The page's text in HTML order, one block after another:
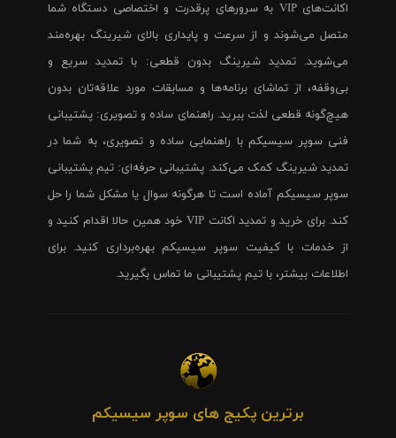
اکانت‌های VIP به سرورهای پرقدرت و اختصاصی دستگاه شما
متصل می‌شوند و از سرعت و پایداری بالای شیرینگ بهره‌مند
می‌شوید. تمدید شیرینگ بدون قطعی: با تمدید سریع و
بی‌وقفه، از تماشای برنامه‌ها و مسابقات مورد علاقه‌تان بدون
هیچ‌گونه قطعی لذت ببرید. راهنمای ساده و تصویری: پشتیبانی
فنی سوپر سیسیکم با راهنمایی ساده و تصویری، به شما در
تمدید شیرینگ کمک می‌کند. پشتیبانی حرفه‌ای: تیم پشتیبانی
سوپر سیسیکم آماده است تا هرگونه سوال یا مشکل شما را حل
کند. برای خرید و تمدید اکانت VIP خود همین حالا اقدام کنید و
از خدمات با کیفیت سوپر سیسیکم بهره‌برداری کنید. برای
اطلاعات بیشتر، با تیم پشتیبانی ما تماس بگیرید.
برترین پکیج های سوپر سیسیکم